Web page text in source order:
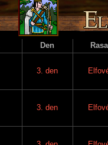
Den Rasa
3. den
3. den